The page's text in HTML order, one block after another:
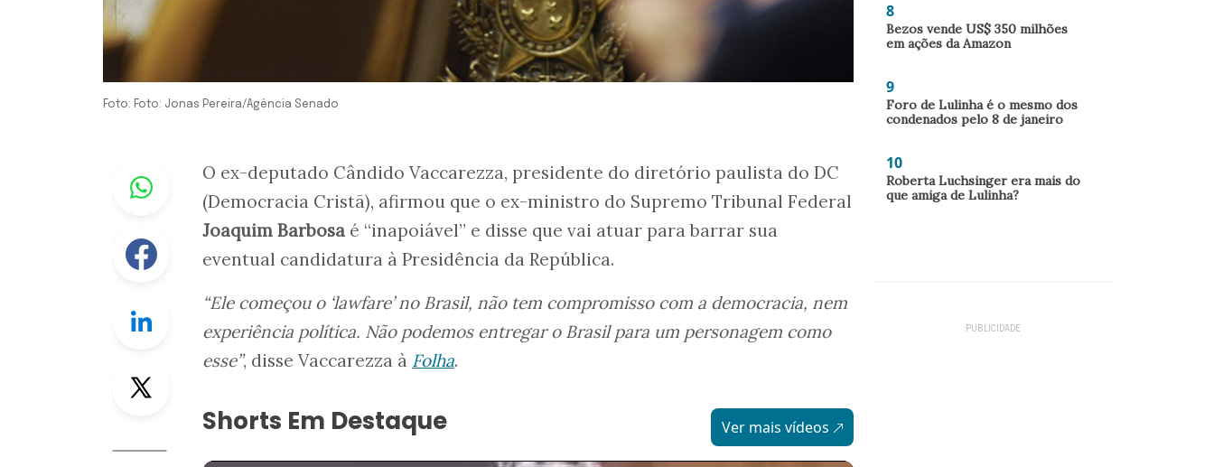
Foto: Foto: Jonas Pereira/Agência Senado
Whastapp
Facebook
Linkedin
Twitter
O ex-deputado Cândido Vaccarezza, presidente do diretório paulista do DC
(Democracia Cristã), afirmou que o ex-ministro do Supremo Tribunal Federal
Joaquim Barbosa é “inapoiável” e disse que vai atuar para barrar sua
eventual candidatura à Presidência da República.
“Ele começou o ‘lawfare’ no Brasil, não tem compromisso com a democracia, nem
experiência política. Não podemos entregar o Brasil para um personagem como
esse”, disse Vaccarezza à Folha.
Shorts Em Destaque Ver mais vídeos
8
Bezos vende US$ 350 milhões
em ações da Amazon
9
Foro de Lulinha é o mesmo dos
condenados pelo 8 de janeiro
10
Roberta Luchsinger era mais do
que amiga de Lulinha?